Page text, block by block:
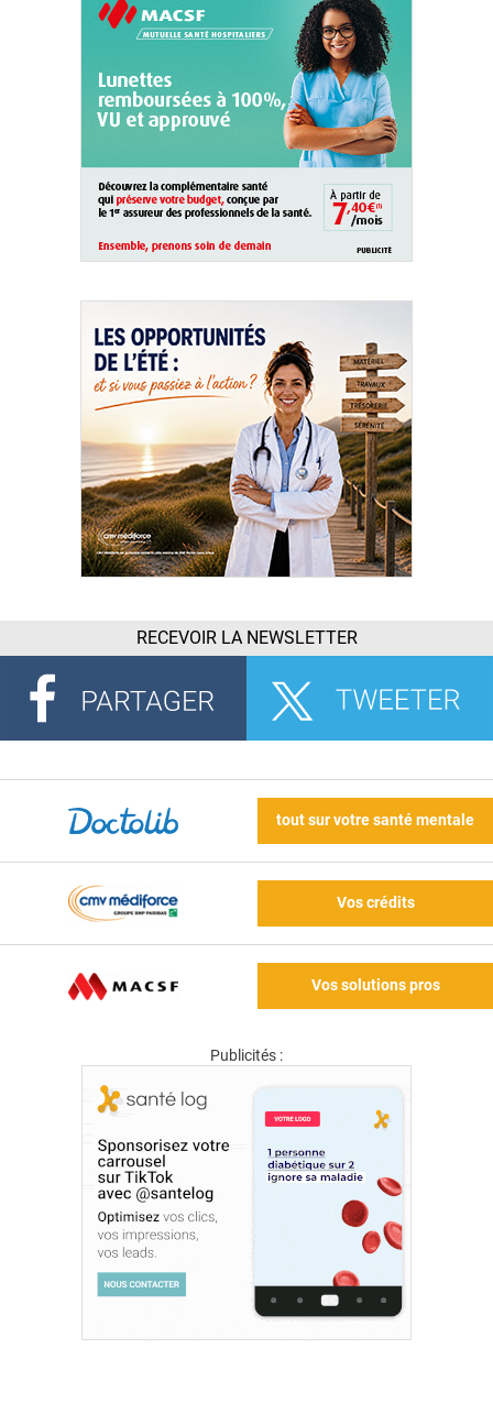
RECEVOIR LA NEWSLETTER
tout sur votre santé mentale
Vos crédits
Vos solutions pros
Publicités :